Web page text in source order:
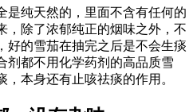
是纯天然的，里面不含有任何的
，除了浓郁纯正的烟味之外，不
好的雪茄在抽完之后是不会生痰
剂都不用化学药剂的高品质雪
本身还有止咳祛痰的作用。